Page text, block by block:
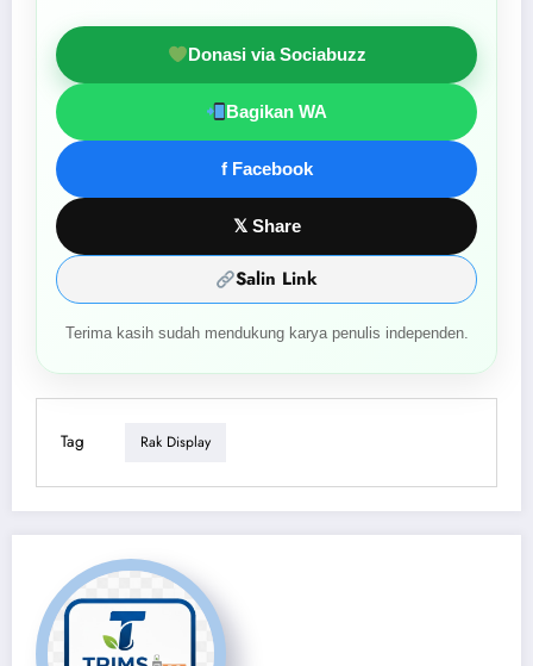
Donasi via Sociabuzz
Bagikan WA
f Facebook
𝕏 Share
Salin Link
Terima kasih sudah mendukung karya penulis independen.
Tag Rak Display